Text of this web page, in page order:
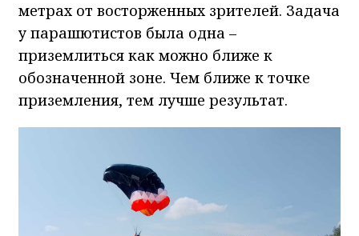
метрах от восторженных зрителей. Задача
у парашютистов была одна –
приземлиться как можно ближе к
обозначенной зоне. Чем ближе к точке
приземления, тем лучше результат.